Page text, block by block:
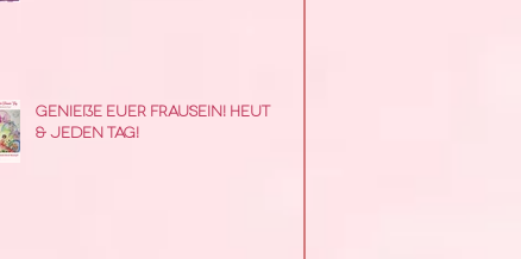
Genieße Euer Frausein! Heute
& jeden Tag!